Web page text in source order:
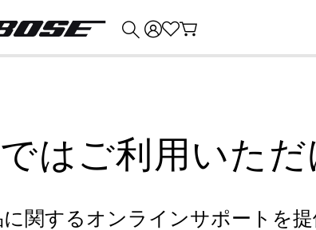
はご利用いた
関するオンラインサポートを提